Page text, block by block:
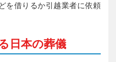
を借りるか引越業者に依頼
日本の葬儀